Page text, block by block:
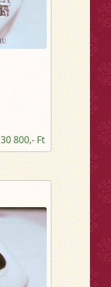
30 800,- Ft